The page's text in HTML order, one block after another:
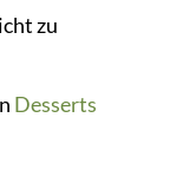
zu
Desserts